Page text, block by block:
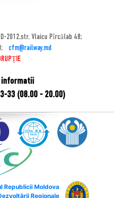
2012,str. Vlaicu Pîrcălab 48;
cfm@railway.md
informatii
33 (08.00 - 20.00)
Republicii Moldova
Regionale